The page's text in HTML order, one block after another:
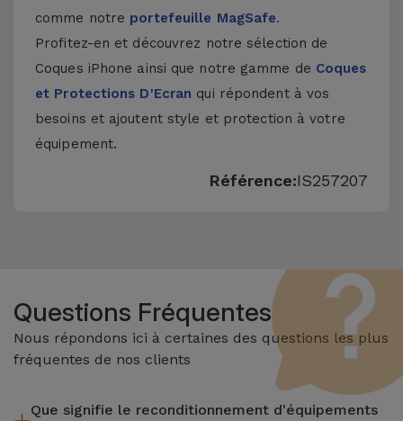
comme notre portefeuille MagSafe.
Profitez-en et découvrez notre sélection de
Coques iPhone ainsi que notre gamme de Coques
et Protections D'Ecran qui répondent à vos
besoins et ajoutent style et protection à votre
équipement.
Référence:IS257207
Questions Fréquentes
Nous répondons ici à certaines des questions les plus
fréquentes de nos clients
Que signifie le reconditionnement d'équipements